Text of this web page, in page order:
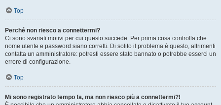
Top
Perché non riesco a connettermi?
Ci sono svariati motivi per cui questo succede. Per prima cosa controlla che
nome utente e password siano corretti. Di solito il problema è questo, altrimenti
contatta un amministratore: potresti essere stato bannato o potrebbe esserci un
errore di configurazione.
Top
Mi sono registrato tempo fa, ma non riesco più a connettermi?!